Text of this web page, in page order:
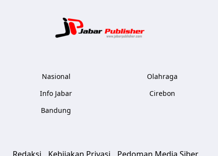
Nasional
Info Jabar
Bandung
Olahraga
Cirebon